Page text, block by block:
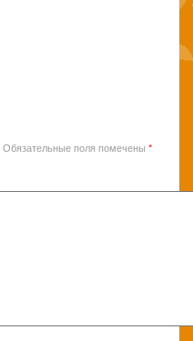
Обязательные поля помечены *